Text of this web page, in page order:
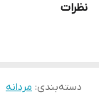
انعطاف پذیر ضد
افرادی که از
نظرات
دسته‌بندی: مردانه